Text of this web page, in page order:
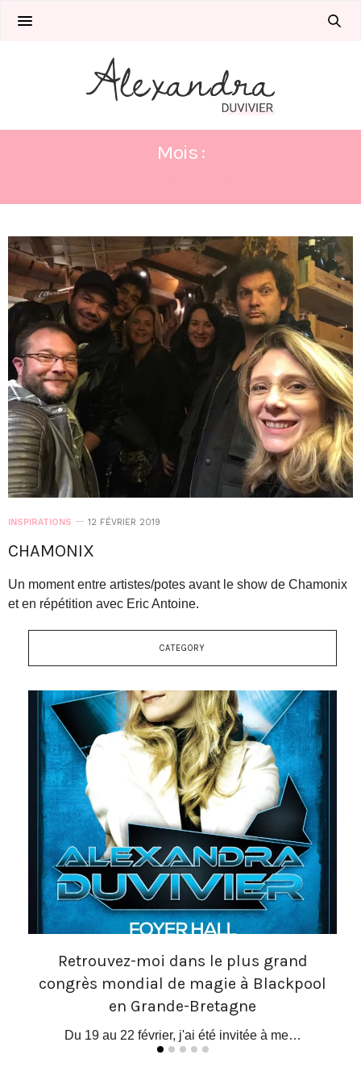
Mois :
INSPIRATIONS 12 FÉVRIER 2019
CHAMONIX
Un moment entre artistes/potes avant le show de Chamonix
et en répétition avec Eric Antoine.
CATEGORY
Retrouvez-moi dans le plus grand
congrès mondial de magie à Blackpool
en Grande-Bretagne
Du 19 au 22 février, j'ai été invitée à me…